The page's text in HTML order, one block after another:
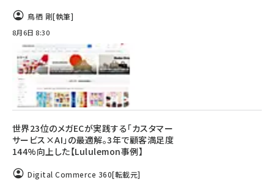
鳥栖 剛[執筆]
8月6日 8:30
世界23位のメガECが実践する「カスタマー
サービス×AI」の最適解。3年で顧客満足度
144%向上した【Lululemon事例】
Digital Commerce 360[転載元]